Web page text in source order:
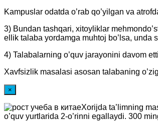
Kampuslar odatda o’rab qo’yilgan va
3) Bundan tashqari, xitoyliklar
ellik talaba yordamga muhtoj bo’lsa, unda
4) Talabalarning o’quv jarayonini davom
Xavfsizlik masalasi asosan talabaning
×
Xorijda ta’limning
o’quv yurtlarida 2-o’rinni egallaydi. 300